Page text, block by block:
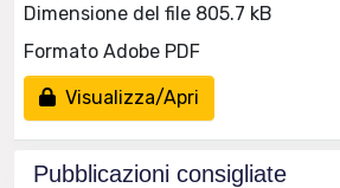
Dimensione del file 805.7 kB
Formato Adobe PDF
Visualizza/Apri
Pubblicazioni consigliate